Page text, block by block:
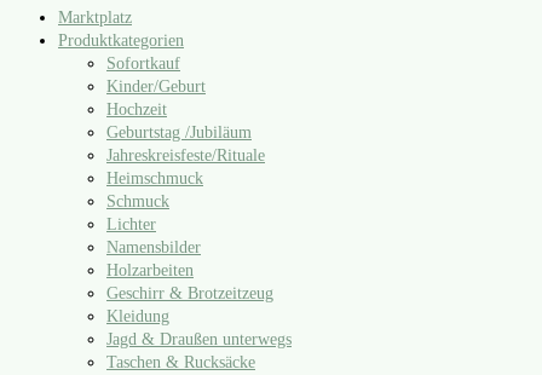
Marktplatz
Produktkategorien
Sofortkauf
Kinder/​Geburt
Hochzeit
Geburtstag /​Jubiläum
Jahreskreisfeste/​Rituale
Heimschmuck
Schmuck
Lichter
Namensbilder
Holzarbeiten
Geschirr & Brotzeitzeug
Kleidung
Jagd & Draußen unterwegs
Taschen & Rucksäcke